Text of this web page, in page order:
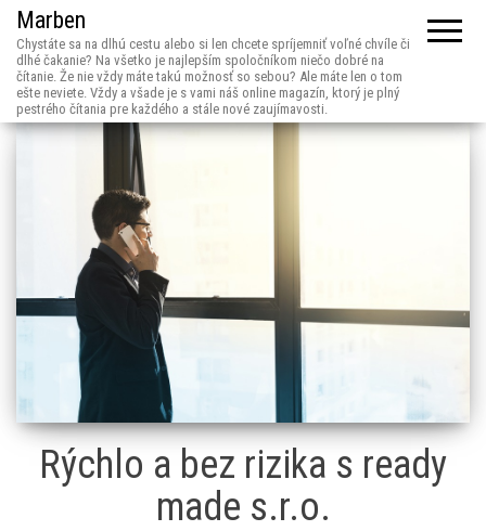
Marben
Chystáte sa na dlhú cestu alebo si len chcete spríjemniť voľné chvíle či
dlhé čakanie? Na všetko je najlepším spoločníkom niečo dobré na
čítanie. Že nie vždy máte takú možnosť so sebou? Ale máte len o tom
ešte neviete. Vždy a všade je s vami náš online magazín, ktorý je plný
pestrého čítania pre každého a stále nové zaujímavosti.
Rýchlo a bez rizika s ready
made s.r.o.